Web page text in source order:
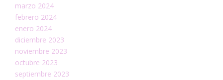
marzo 2024
febrero 2024
enero 2024
diciembre 2023
noviembre 2023
octubre 2023
septiembre 2023